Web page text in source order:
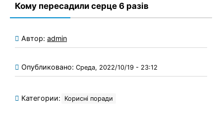
Кому пересадили серце 6 разів
Автор: admin
Опубликовано: Среда, 2022/10/19 - 23:12
Категории: Корисні поради